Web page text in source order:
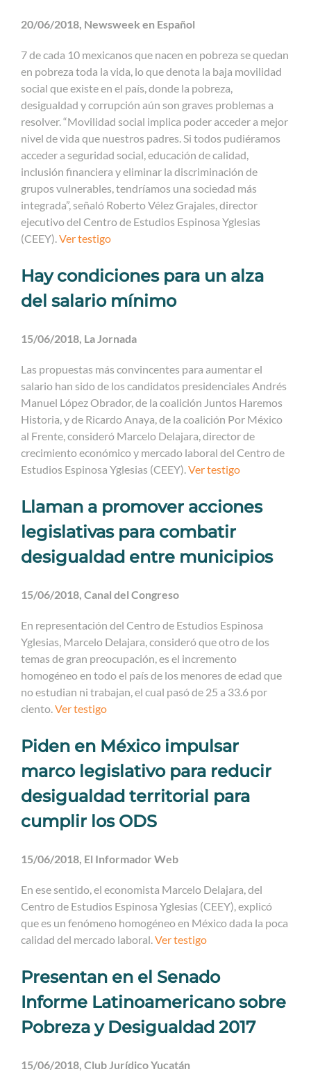
20/06/2018, Newsweek en Español
7 de cada 10 mexicanos que nacen en pobreza se quedan
en pobreza toda la vida, lo que denota la baja movilidad
social que existe en el país, donde la pobreza,
desigualdad y corrupción aún son graves problemas a
resolver. “Movilidad social implica poder acceder a mejor
nivel de vida que nuestros padres. Si todos pudiéramos
acceder a seguridad social, educación de calidad,
inclusión financiera y eliminar la discriminación de
grupos vulnerables, tendríamos una sociedad más
integrada”, señaló Roberto Vélez Grajales, director
ejecutivo del Centro de Estudios Espinosa Yglesias
(CEEY).Ver testigo
Hay condiciones para un alza
del salario mínimo
15/06/2018, La Jornada
Las propuestas más convincentes para aumentar el
salario han sido de los candidatos presidenciales Andrés
Manuel López Obrador, de la coalición Juntos Haremos
Historia, y de Ricardo Anaya, de la coalición Por México
al Frente, consideró Marcelo Delajara, director de
crecimiento económico y mercado laboral del Centro de
Estudios Espinosa Yglesias (CEEY).Ver testigo
Llaman a promover acciones
legislativas para combatir
desigualdad entre municipios
15/06/2018, Canal del Congreso
En representación del Centro de Estudios Espinosa
Yglesias, Marcelo Delajara, consideró que otro de los
temas de gran preocupación, es el incremento
homogéneo en todo el país de los menores de edad que
no estudian ni trabajan, el cual pasó de 25 a 33.6 por
ciento.Ver testigo
Piden en México impulsar
marco legislativo para reducir
desigualdad territorial para
cumplir los ODS
15/06/2018, El Informador Web
En ese sentido, el economista Marcelo Delajara, del
Centro de Estudios Espinosa Yglesias (CEEY), explicó
que es un fenómeno homogéneo en México dada la poca
calidad del mercado laboral.Ver testigo
Presentan en el Senado
Informe Latinoamericano sobre
Pobreza y Desigualdad 2017
15/06/2018, Club Jurídico Yucatán